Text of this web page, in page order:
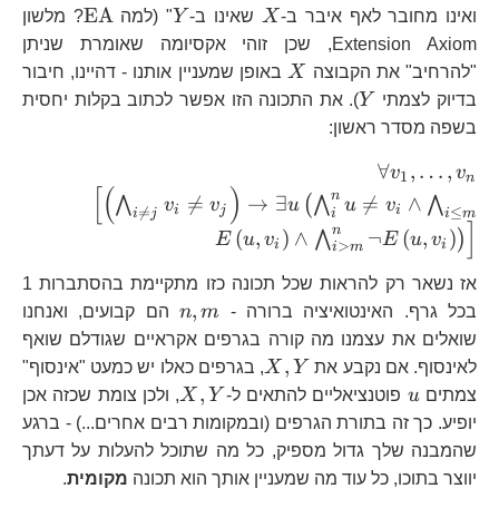
ואינו מחובר לאף איבר ב- X X שאינו ב- Y
Y" (למה EA? מלשון
Extension Axiom, שכן זוהי אקסיומה שאומרת שניתן
"להרחיב" את הקבוצה
X X באופן שמעניין אותנו - דהיינו, חיבור
בדיוק לצמתי
Y Y). את התכונה הזו אפשר לכתוב בקלות יחסית
בשפה מסדר ראשון:
v_{1},\dots,v_{n}
∀v1 , … , vn
(⋀i
=j vi 
= vj ) → ∃u (⋀i
n u 
= vi ∧ ⋀i≤m
E (u, vi ) ∧ ⋀i>m
n ¬E (u, vi ))
אז נשאר רק להראות שכל תכונה כזו מתקיימת בהסתברות 1
בכל גרף. האינטואיציה ברורה -
n,m
n, m
הם קבועים, ואנחנו
שואלים את עצמנו מה קורה בגרפים אקראיים שגודלם שואף
לאינסוף. אם נקבע את
X,YX , Y
, בגרפים כאלו יש כמעט "אינסוף"
צמתים
u u פוטנציאליים להתאים ל-
X,Y
X , Y
, ולכן צומת שכזה אכן
יופיע. כך זה בתורת הגרפים (ובמקומות רבים אחרים...) - ברגע
שהמבנה שלך גדול מספיק, כל מה שתוכל להעלות על דעתך
יווצר בתוכו, כל עוד מה שמעניין אותך הוא תכונה מקומית.